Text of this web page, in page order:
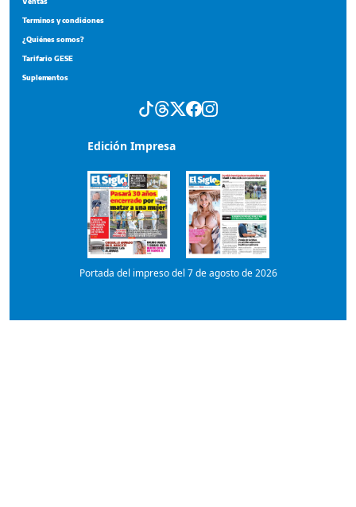
Portada del impreso del 7 de agosto de 2026